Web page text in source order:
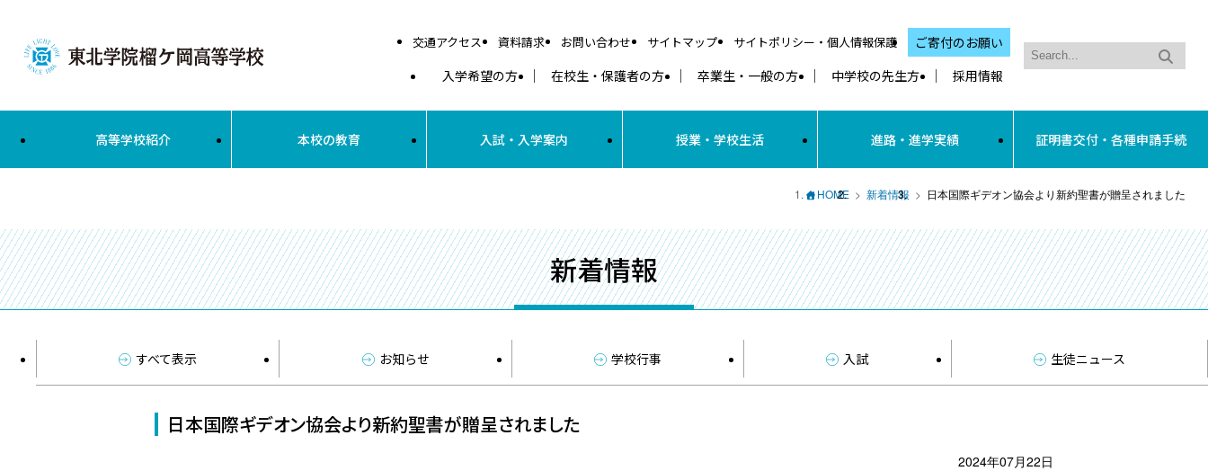
交通アクセス 資料請求 お問い合わせ サイトマップ サイトポリシー・個人情報保護
ご寄付のお願い
入学希望の方
在校生・保護者の方 卒業生・一般の方 中学校の先生方 採用情報
高等学校紹介 本校の教育 入試・入学案内 授業・学校生活 進路・進学実績 証明書交付・各種申請手続
HOME 新着情報 日本国際ギデオン協会より新約聖書が贈呈されました
新着情報
すべて表示 お知らせ 学校行事 入試 生徒ニュース
日本国際ギデオン協会より新約聖書が贈呈されました
2024年07月22日